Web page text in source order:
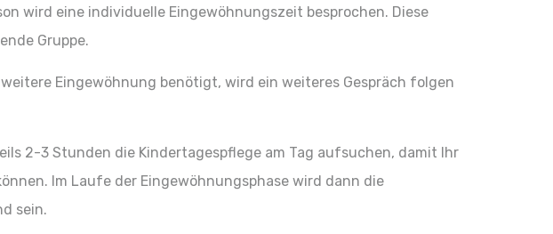
wird eine individuelle Eingewöhnungszeit besprochen. Diese
Gruppe.
Eingewöhnung benötigt, wird ein weiteres Gespräch folgen
2-3 Stunden die Kindertagespflege am Tag aufsuchen, damit Ihr
Im Laufe der Eingewöhnungsphase wird dann die
sein.